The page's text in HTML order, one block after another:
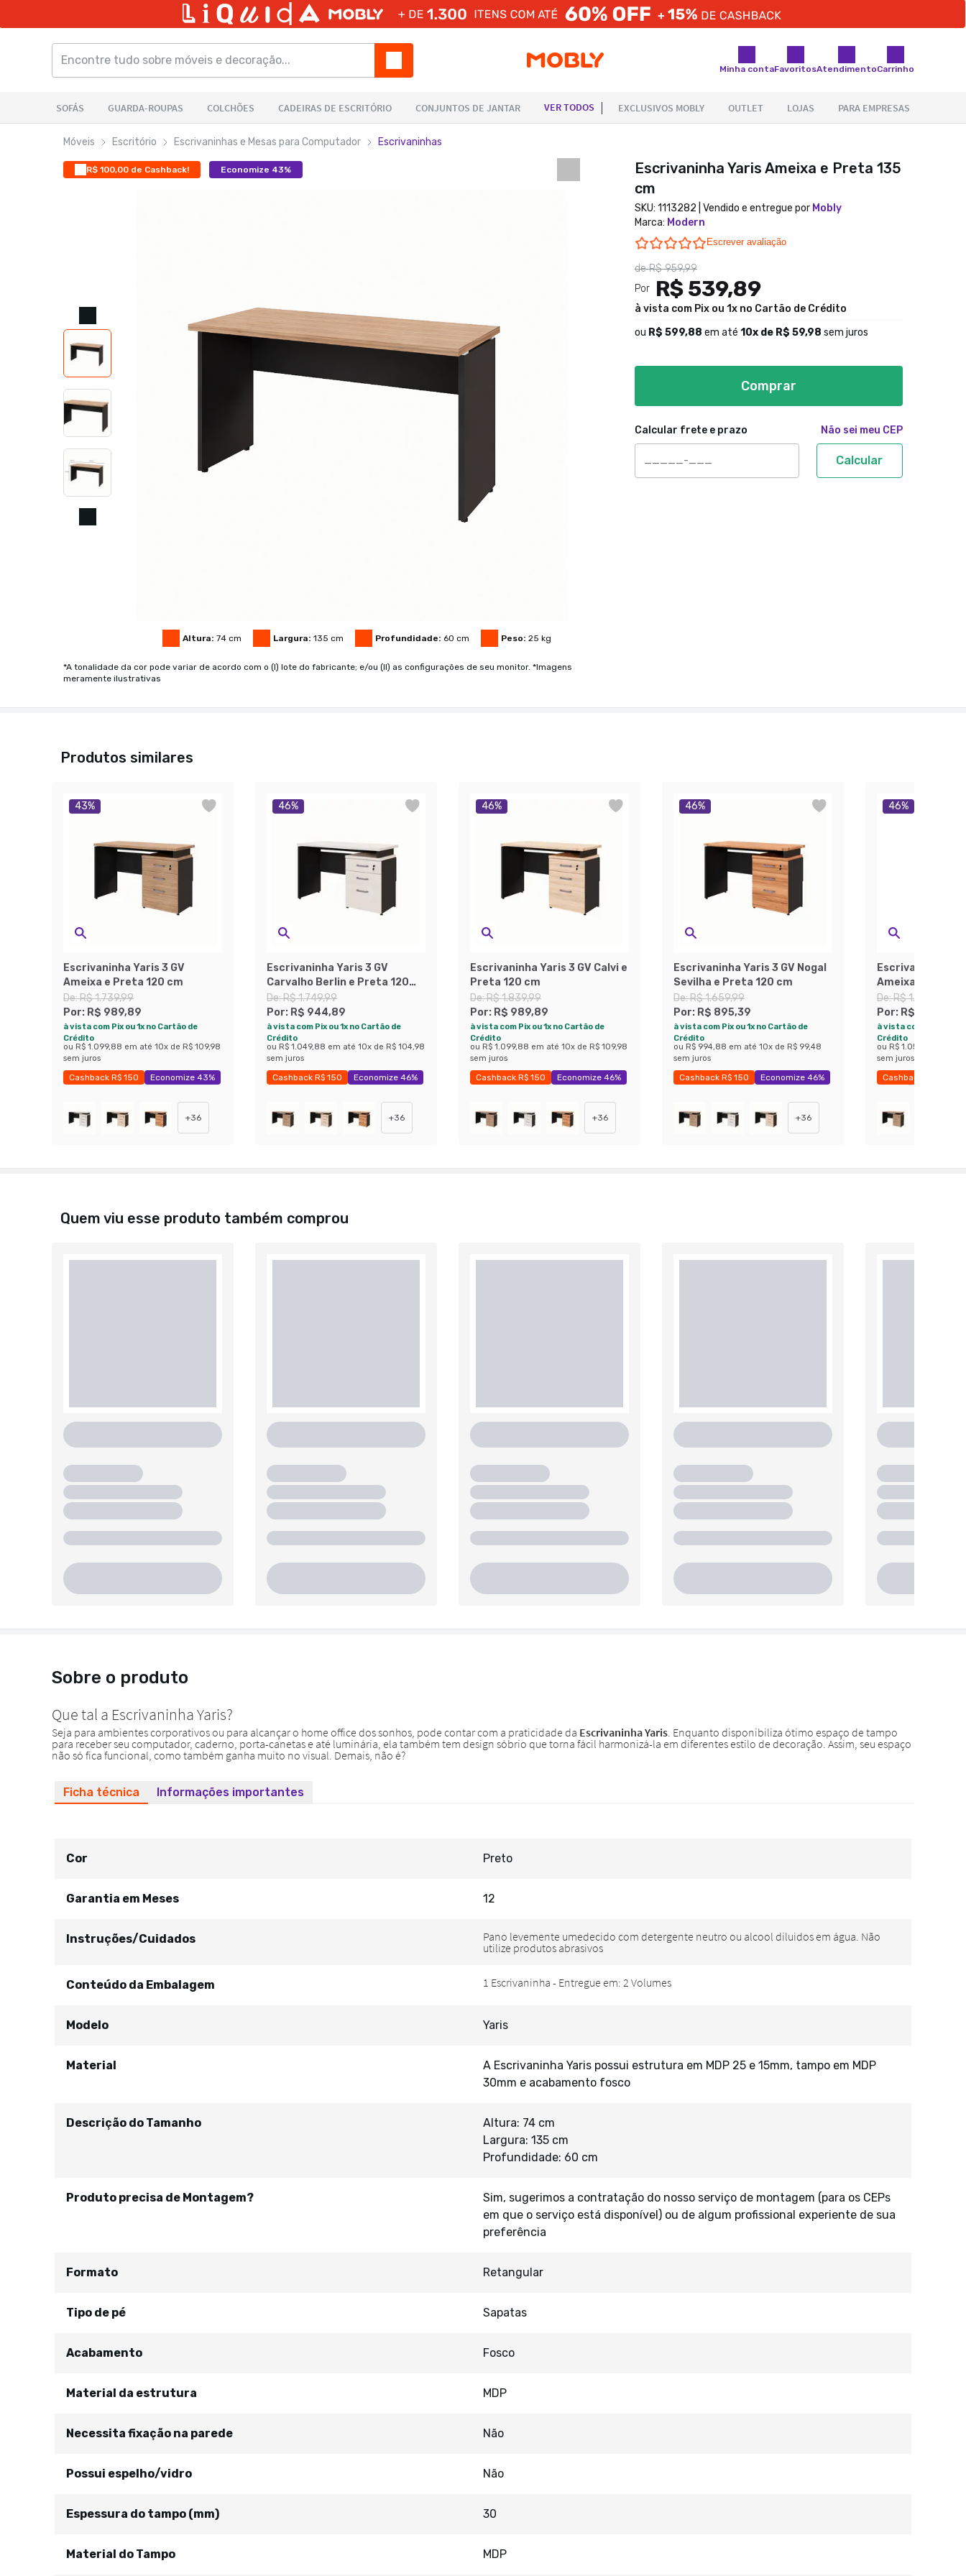
Minha contaFavoritosAtendimentoCarrinho
Móveis Escritório Escrivaninhas e Mesas para Computador Escrivaninhas
R$ 100,00 de Cashback! Economize 43%
Altura: 74 cm Largura: 135 cm Profundidade: 60 cm Peso: 25 kg
*A tonalidade da cor pode variar de acordo com o (I) lote do fabricante; e/ou (II) as configurações de seu monitor. *Imagens
meramente ilustrativas
Escrivaninha Yaris Ameixa e Preta 135
cm
SKU: 1113282 | Vendido e entregue por Mobly
Marca: Modern
0.0 star rating
Escrever avaliação
deR$ 959,99
Por
R$ 539,89
à vista com Pix ou 1x no Cartão de Crédito
ou R$ 599,88 em até 10x de R$ 59,98 sem juros
Comprar
Calcular frete e prazo Não sei meu CEP
Calcular
Produtos similares
43%
Escrivaninha Yaris 3 GV
Ameixa e Preta 120 cm
De:R$ 1.739,99
Por: R$ 989,89
à vista com Pix ou 1x no Cartão de
Crédito
ou R$ 1.099,88 em até 10x de R$ 109,98
sem juros
Cashback R$ 150 Economize 43%
+36
46%
Escrivaninha Yaris 3 GV
Carvalho Berlin e Preta 120
cm
De:R$ 1.749,99
Por: R$ 944,89
à vista com Pix ou 1x no Cartão de
Crédito
ou R$ 1.049,88 em até 10x de R$ 104,98
sem juros
Cashback R$ 150 Economize 46%
+36
46%
Escrivaninha Yaris 3 GV Calvi e
Preta 120 cm
De:R$ 1.839,99
Por: R$ 989,89
à vista com Pix ou 1x no Cartão de
Crédito
ou R$ 1.099,88 em até 10x de R$ 109,98
sem juros
Cashback R$ 150 Economize 46%
+36
46%
Escrivaninha Yaris 3 GV Nogal
Sevilha e Preta 120 cm
De:R$ 1.659,99
Por: R$ 895,39
à vista com Pix ou 1x no Cartão de
Crédito
ou R$ 994,88 em até 10x de R$ 99,48
sem juros
Cashback R$ 150 Economize 46%
+36
46%
Escrivaninha
Ameixa e Preta
De:R$ 1.769,99
Por: R$ 953,89
à vista com Pix ou 1x
Crédito
ou R$ 1.059,88
sem juros
Cashback R$ 150
Quem viu esse produto também comprou
Sobre o produto
Ficha técnica Informações importantes
Cor Preto
Garantia em Meses 12
Instruções/Cuidados
Conteúdo da Embalagem
Modelo Yaris
Material
A Escrivaninha Yaris possui estrutura em MDP 25 e 15mm, tampo em MDP
30mm e acabamento fosco
Descrição do Tamanho
Altura: 74 cm
Largura: 135 cm
Profundidade: 60 cm
Produto precisa de Montagem?
Sim, sugerimos a contratação do nosso serviço de montagem (para os CEPs
em que o serviço está disponível) ou de algum profissional experiente de sua
preferência
Formato Retangular
Tipo de pé Sapatas
Acabamento Fosco
Material da estrutura MDP
Necessita fixação na parede Não
Possui espelho/vidro Não
Espessura do tampo (mm) 30
Material do Tampo MDP